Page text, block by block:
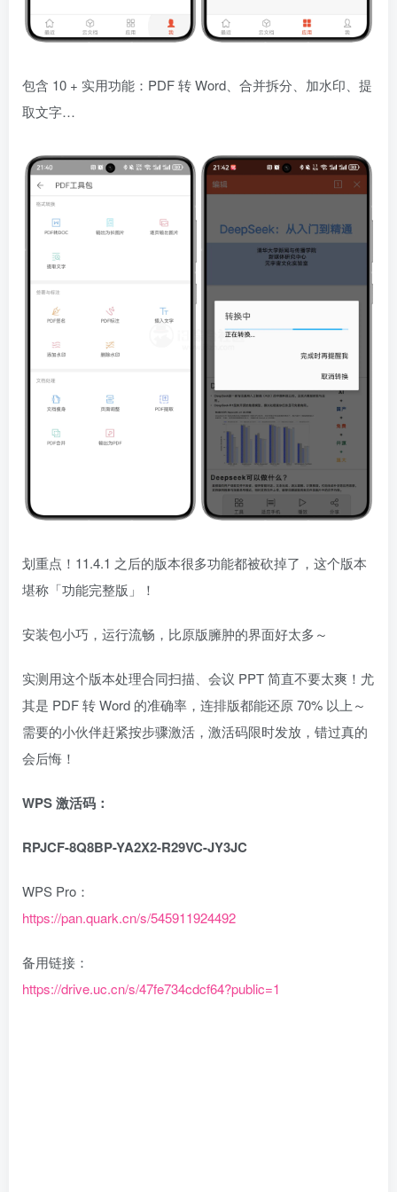
包含 10 + 实用功能：PDF 转 Word、合并拆分、加水印、提
取文字…
划重点！11.4.1 之后的版本很多功能都被砍掉了，这个版本
堪称「功能完整版」！
安装包小巧，运行流畅，比原版臃肿的界面好太多～
实测用这个版本处理合同扫描、会议 PPT 简直不要太爽！尤
其是 PDF 转 Word 的准确率，连排版都能还原 70% 以上～
需要的小伙伴赶紧按步骤激活，激活码限时发放，错过真的
会后悔！
WPS 激活码：
RPJCF-8Q8BP-YA2X2-R29VC-JY3JC
WPS Pro：
https://pan.quark.cn/s/545911924492
备用链接：
https://drive.uc.cn/s/47fe734cdcf64?public=1